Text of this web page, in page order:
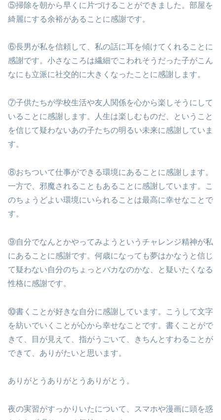
⑤掃除を朝から早くに片づけることができました。部屋を
綺麗にする余裕があることに感謝です。
⑥長男が私を信頼して、私の話に耳を傾けてくれることに
感謝です。小さなころは繊細でこわれそうだった子がこん
なにも立派に社交的に大きくなったことに感謝します。
⑦子供たちが学校生活や友人関係を心から楽しそうにして
いることに感謝します。人生は楽しむものだ、ということ
を信じて疑わないあの子たちの明るい未来に感謝していま
す。
⑧おちついて仕事ができる環境にあることに感謝します。
一方で、邪魔されることもあることに感謝しています。こ
のちょうどよい環境にいられることは最高に幸せなことで
す。
⑨自分でなんとかやってみようというチャレンジ精神が私
にあることに感謝です。何歳になっても夢はかなうと信じ
て疑わない自分のちょっとバカなのかな、と疑いたくなる
性格に感謝です。
⑩書くことが好きな自分に感謝しています。こうして文字
を紡いでいくことが心から幸せなことです。書くことがで
きて、目が見えて、指がうごいて、きちんとすわることが
できて、ありがたいと思います。
ありがとうありがとうありがとう。
夜の実習がすっかりいたについて、スマホや漫画に頭を惑